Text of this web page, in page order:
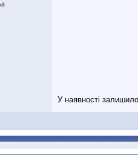
У наявності